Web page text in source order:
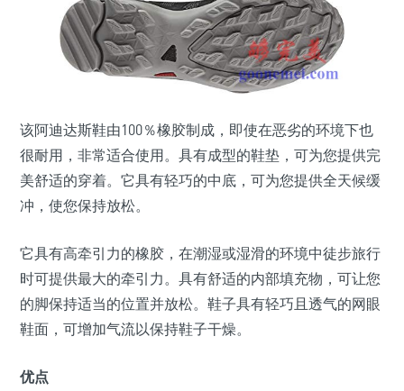
该阿迪达斯鞋由100％橡胶制成，即使在恶劣的环境下也
很耐用，非常适合使用。具有成型的鞋垫，可为您提供完
美舒适的穿着。它具有轻巧的中底，可为您提供全天候缓
冲，使您保持放松。
它具有高牵引力的橡胶，在潮湿或湿滑的环境中徒步旅行
时可提供最大的牵引力。具有舒适的内部填充物，可让您
的脚保持适当的位置并放松。鞋子具有轻巧且透气的网眼
鞋面，可增加气流以保持鞋子干燥。
优点